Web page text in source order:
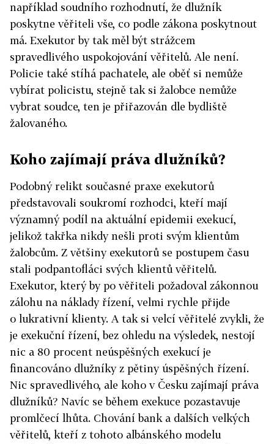
například soudního rozhodnutí, že dlužník
poskytne věřiteli vše, co podle zákona poskytnout
má. Exekutor by tak měl být strážcem
spravedlivého uspokojování věřitelů. Ale není.
Policie také stíhá pachatele, ale oběť si nemůže
vybírat policistu, stejně tak si žalobce nemůže
vybrat soudce, ten je přiřazován dle bydliště
žalovaného.
Koho zajímají práva dlužníků?
Podobný relikt současné praxe exekutorů
představovali soukromí rozhodci, kteří mají
významný podíl na aktuální epidemii exekucí,
jelikož takřka nikdy nešli proti svým klientům
žalobcům. Z většiny exekutorů se postupem času
stali podpantofláci svých klientů věřitelů.
Exekutor, který by po věřiteli požadoval zákonnou
zálohu na náklady řízení, velmi rychle přijde
o lukrativní klienty. A tak si velcí věřitelé zvykli, že
je exekuční řízení, bez ohledu na výsledek, nestojí
nic a 80 procent neúspěšných exekucí je
financováno dlužníky z pětiny úspěšných řízení.
Nic spravedlivého, ale koho v Česku zajímají práva
dlužníků? Navíc se během exekuce pozastavuje
promlčecí lhůta. Chování bank a dalších velkých
věřitelů, kteří z tohoto albánského modelu